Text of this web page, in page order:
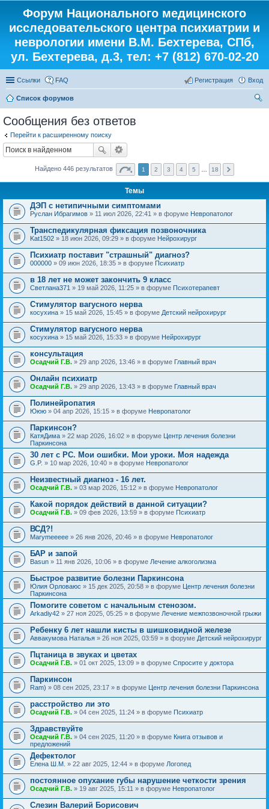
Форум Национального медицинского
исследовательского центра психиатрии и
неврологии имени В.М. Бехтерева, СПб,
ул. Бехтерева, д.3, тел: +7 (812) 670-02-20
Ссылки FAQ Вход
Регистрация
Список форумов
Сообщения без ответов
Перейти к расширенному поиску
Найдено 446 результатов 1 2 3 4 5 18
Темы
ДЭП с нетипичными симптомами
Руслан Ибрагимов » 11 июл 2026, 22:41 » в форуме Невропатолог
Транспедикулярная фиксация позвоночника
Kat1502 » 18 июн 2026, 09:29 » в форуме Нейрохирург
Психиатр поставит "страшный" диагноз?
000000 » 09 июн 2026, 18:35 » в форуме Психиатр
в 18 лет не может закончить 9 класс
Светлана371 » 19 май 2026, 11:25 » в форуме Психотерапевт
Стимулятор вагусного нерва
косухина » 15 май 2026, 15:45 » в форуме Детский нейрохирург
Стимулятор вагусного нерва
косухина » 15 май 2026, 15:33 » в форуме Нейрохирург
консультация
Осадчий Г.В. » 29 апр 2026, 13:46 » в форуме Главный врач
Онлайн психиатр
Осадчий Г.В. » 29 апр 2026, 13:43 » в форуме Главный врач
Полинейропатия
Ююю » 04 апр 2026, 15:15 » в форуме Невропатолог
Паркинсон?
КатяДима » 22 мар 2026, 16:02 » в форуме Центр лечения болезни
Паркинсона
30 лет с РС. Мои ошибки. Мои уроки. Моя надежда
G.P. » 10 мар 2026, 10:40 » в форуме Невропатолог
Неизвестный диагноз - 16 лет.
Осадчий Г.В. » 03 мар 2026, 15:12 » в форуме Невропатолог
Какой порядок действий в данной ситуации?
Осадчий Г.В. » 09 фев 2026, 13:59 » в форуме Психиатр
ВСД?!
Marymeeeee » 26 янв 2026, 20:46 » в форуме Невропатолог
БАР и запой
Basun » 11 янв 2026, 10:06 » в форуме Лечение алкоголизма
Быстрое развитие болезни Паркинсона
Юлия Орловаюс » 15 дек 2025, 20:58 » в форуме Центр лечения болезни
Паркинсона
Помогите советом с начальным стенозом.
Arkadiy42 » 27 ноя 2025, 05:25 » в форуме Лечение межпозвоночной грыжи
Ребенку 6 лет нашли кисты в шишковидной железе
Аввакумова Наталья » 26 ноя 2025, 03:59 » в форуме Детский нейрохирург
Пцтаница в звуках и цветах
Осадчий Г.В. » 01 окт 2025, 13:09 » в форуме Спросите у доктора
Паркинсон
Ram) » 08 сен 2025, 23:17 » в форуме Центр лечения болезни Паркинсона
расстройство ли это
Осадчий Г.В. » 04 сен 2025, 11:24 » в форуме Психиатр
Здравствуйте
Осадчий Г.В. » 04 сен 2025, 11:20 » в форуме Книга отзывов и
предложений
Дефектолог
Елена Ш.М. » 22 авг 2025, 12:44 » в форуме Логопед
постоянное опухание губы нарушение четкости зрения
Осадчий Г.В. » 19 авг 2025, 15:11 » в форуме Невропатолог
Слезин Валерий Борисович